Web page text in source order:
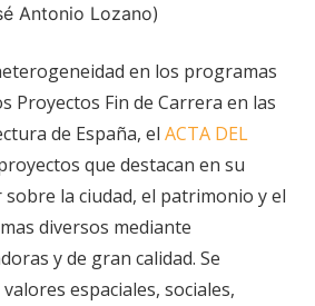
Antonio Lozano)
en los programas
Proyectos Fin de Carrera en las
de España, el ACTA DEL
que destacan en su
la ciudad, el patrimonio y el
diversos mediante
y de gran calidad. Se
espaciales, sociales,